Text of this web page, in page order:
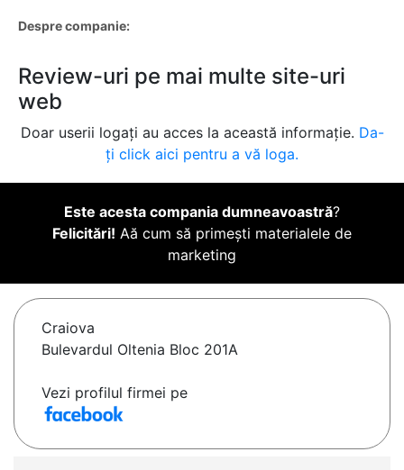
Despre companie:
Review-uri pe mai multe site-uri
web
Doar userii logați au acces la această informație. Da-
ți click aici pentru a vă loga.
Este acesta compania dumneavoastră?
Felicitări! Aă cum să primești materialele de
marketing
Craiova
Bulevardul Oltenia Bloc 201A
Vezi profilul firmei pe